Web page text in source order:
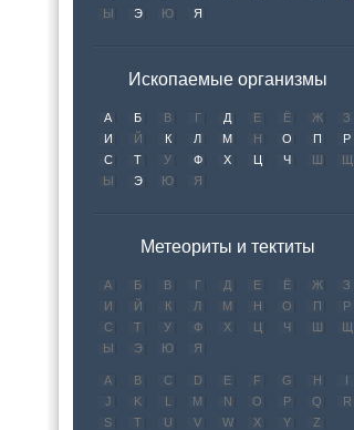
Ы
Э Ю Я
Ископаемые организмы
А Б В Г Д Е Ё Ж
З
И
Й К Л М Н О П
Р
С
Т У Ф Х Ц Ч Ш
Щ
Ы
Э Ю Я
Метеориты и тектиты
А Б В Г Д Е Ё Ж
З
И
Й К Л М Н О П
Р
С
Т У Ф Х Ц Ч Ш
Щ
Ы
Э Ю Я
A B C D E F G H
I
J
K L M N O P Q
R
S
T U V W X Y Z